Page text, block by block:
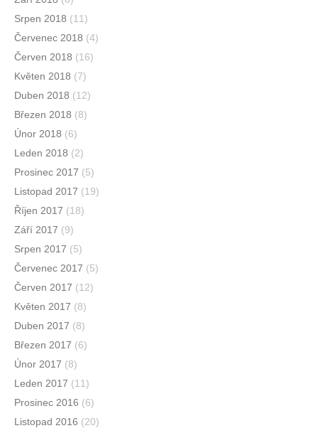
Srpen 2018 (11)
Červenec 2018 (4)
Červen 2018 (16)
Květen 2018 (7)
Duben 2018 (12)
Březen 2018 (8)
Únor 2018 (6)
Leden 2018 (2)
Prosinec 2017 (5)
Listopad 2017 (19)
Říjen 2017 (18)
Září 2017 (9)
Srpen 2017 (5)
Červenec 2017 (5)
Červen 2017 (12)
Květen 2017 (8)
Duben 2017 (8)
Březen 2017 (6)
Únor 2017 (8)
Leden 2017 (11)
Prosinec 2016 (6)
Listopad 2016 (20)